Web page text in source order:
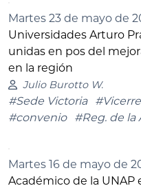
Martes 23 de mayo de
Universidades Arturo
unidas en pos del
en la región
Julio Burotto W.
#Sede Victoria
#convenio
#Reg. de la
Martes 16 de mayo de
Académico de la UNAP